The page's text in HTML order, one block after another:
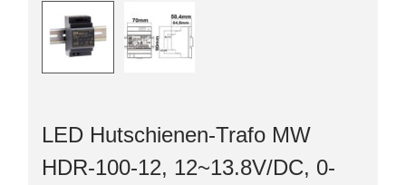
LED Hutschienen-Trafo MW
HDR-100-12, 12~13.8V/DC, 0-